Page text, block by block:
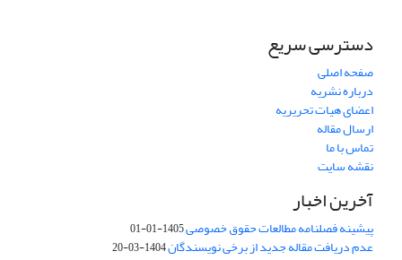
دسترسی سریع
صفحه اصلی
درباره نشریه
اعضای هیات تحریریه
ارسال مقاله
تماس با ما
نقشه سایت
آخرین اخبار
پیشینه فصلنامه مطالعات حقوق خصوصی1405-01-01
عدم دریافت مقاله جدید از برخی نویسندگان1404-03-20